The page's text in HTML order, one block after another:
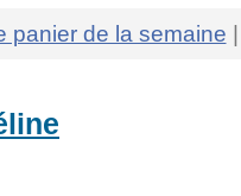
panier de la semaine